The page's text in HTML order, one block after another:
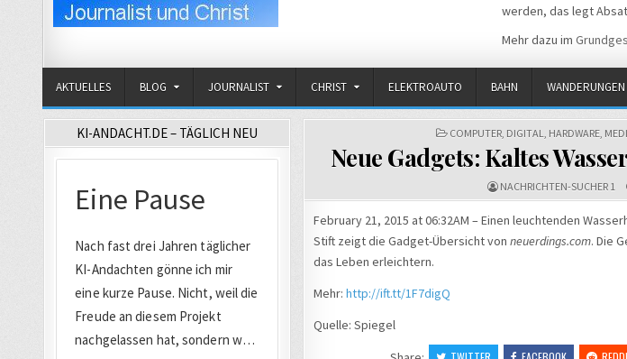
werden, das legt
Mehr dazu im
AKTUELLES BLOG JOURNALIST CHRIST ELEKTROAUTO BAHN
POSTED
COMPUTER DIGITAL HARDWARE
Neue Gadgets: Kaltes
NACHRICHTEN-SUCHER 1
February 21, 2015 at 06:32AM – Einen leuchtenden
Stift zeigt die Gadget-Übersicht von neuerdings.com. Die
das Leben erleichtern.
Mehr: http://ift.tt/1F7digQ
Quelle: Spiegel
KI-ANDACHT.DE – TÄGLICH NEU